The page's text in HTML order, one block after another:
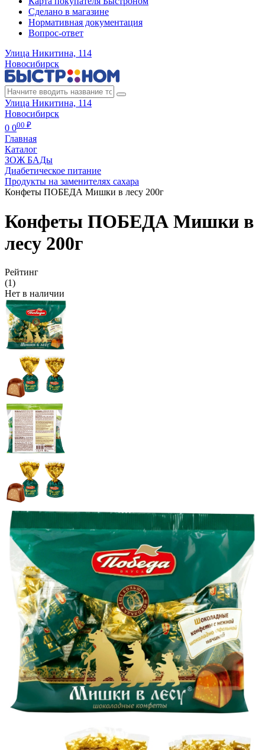
Сделано в магазине
Нормативная документация
Вопрос-ответ
Улица Никитина, 114
Новосибирск
Улица Никитина, 114
Новосибирск
0 000 ₽
Главная
Каталог
ЗОЖ БАДы
Диабетическое питание
Продукты на заменителях сахара
Конфеты ПОБЕДА Мишки в лесу 200г
Конфеты ПОБЕДА Мишки в
лесу 200г
Рейтинг
(1)
Нет в наличии